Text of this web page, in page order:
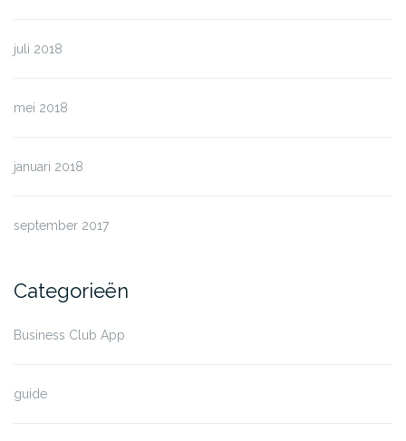
juli 2018
mei 2018
januari 2018
september 2017
Categorieën
Business Club App
guide